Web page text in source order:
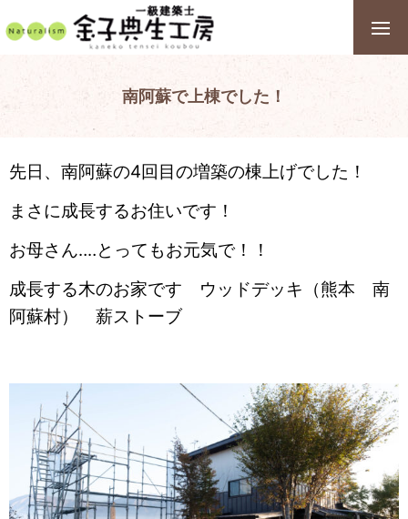
南阿蘇で上棟でした！
先日、南阿蘇の4回目の増築の棟上げでした！
まさに成長するお住いです！
お母さん‥‥とってもお元気で！！
成長する木のお家です ウッドデッキ（熊本 南
阿蘇村） 薪ストーブ